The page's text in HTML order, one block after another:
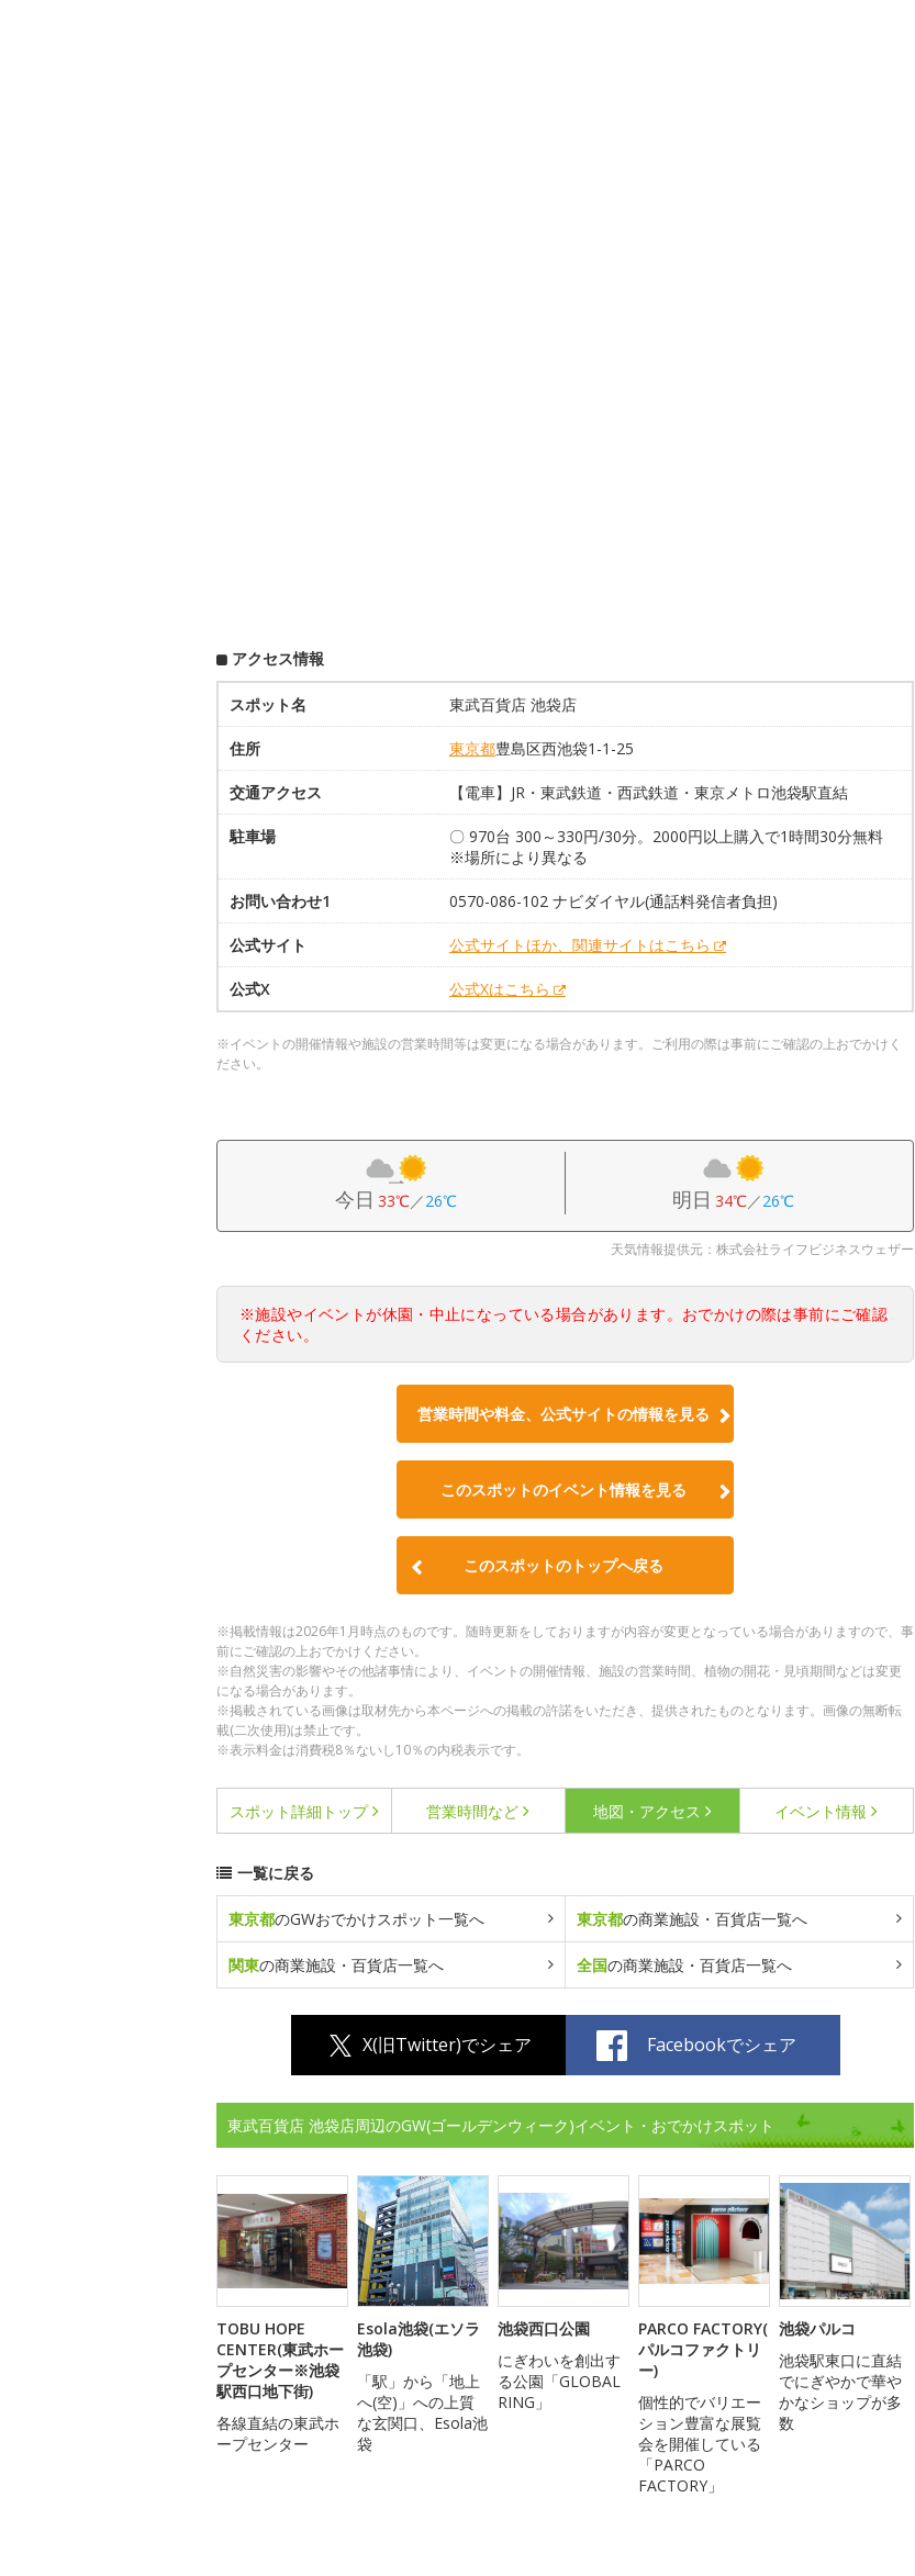
アクセス情報
スポット名 東武百貨店 池袋店
住所 東京都豊島区西池袋1-1-25
交通アクセス 【電車】JR・東武鉄道・西武鉄道・東京メトロ池袋駅直結
駐車場
〇 970台 300～330円/30分。2000円以上購入で1時間30分無料
※場所により異なる
お問い合わせ1 0570-086-102 ナビダイヤル(通話料発信者負担)
公式サイト 公式サイトほか、関連サイトはこちら
公式X 公式Xはこちら
※イベントの開催情報や施設の営業時間等は変更になる場合があります。ご利用の際は事前にご確認の上おでかけく
ださい。
今日 33℃／26℃ 明日 34℃／26℃
天気情報提供元：株式会社ライフビジネスウェザー
※施設やイベントが休園・中止になっている場合があります。おでかけの際は事前にご確認
ください。
営業時間や料金、公式サイトの情報を見る
このスポットのイベント情報を見る
このスポットのトップへ戻る
※掲載情報は2026年1月時点のものです。随時更新をしておりますが内容が変更となっている場合がありますので、事
前にご確認の上おでかけください。
※自然災害の影響やその他諸事情により、イベントの開催情報、施設の営業時間、植物の開花・見頃期間などは変更
になる場合があります。
※掲載されている画像は取材先から本ページへの掲載の許諾をいただき、提供されたものとなります。画像の無断転
載(二次使用)は禁止です。
※表示料金は消費税8％ないし10％の内税表示です。
スポット詳細 トップ 営業時間など 地図・アクセス イベント情報
一覧に戻る
東京都のGWおでかけスポット一覧へ 東京都の商業施設・百貨店一覧へ
関東の商業施設・百貨店一覧へ 全国の商業施設・百貨店一覧へ
X(旧Twitter)でシェア Facebookでシェア
東武百貨店 池袋店周辺のGW(ゴールデンウィーク)イベント・おでかけスポット
TOBU HOPE
CENTER(東武ホー
プセンター※池袋
駅西口地下街)
各線直結の東武ホ
ープセンター
Esola池袋(エソラ
池袋)
「駅」から「地上
へ(空)」への上質
な玄関口、Esola池
袋
池袋西口公園
にぎわいを創出す
る公園「GLOBAL
RING」
PARCO FACTORY(
パルコファクトリ
ー)
個性的でバリエー
ション豊富な展覧
会を開催している
「PARCO
FACTORY」
池袋パルコ
池袋駅東口に直結
でにぎやかで華や
かなショップが多
数